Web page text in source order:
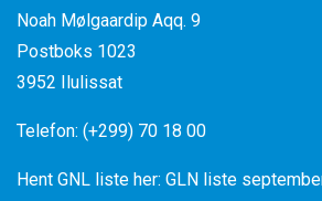
Noah Mølgaardip Aqq. 9
Postboks 1023
3952 Ilulissat
Telefon: (+299) 70 18 00
Hent GNL liste her: GLN liste